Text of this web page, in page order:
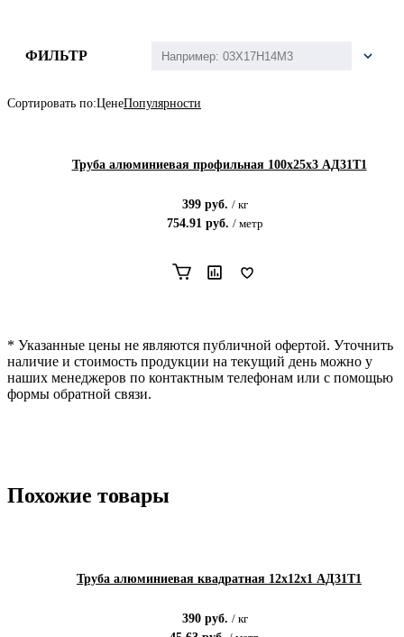
ФИЛЬТР
Сортировать по:ЦенеПопулярности
Труба алюминиевая профильная 100х25х3 АД31Т1
399руб. / кг
754.91руб. / метр
* Указанные цены не являются публичной офертой. Уточнить
наличие и стоимость продукции на текущий день можно у
наших менеджеров по контактным телефонам или с помощью
формы обратной связи.
Похожие товары
Труба алюминиевая квадратная 12х12х1 АД31Т1
390руб. / кг